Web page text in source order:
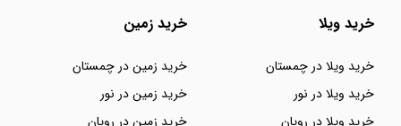
خرید ویلا
خرید ویلا در چمستان
خرید ویلا در نور
خرید ویلا در رویان
خرید زمین
خرید زمین در چمستان
خرید زمین در نور
خرید زمین در رویان